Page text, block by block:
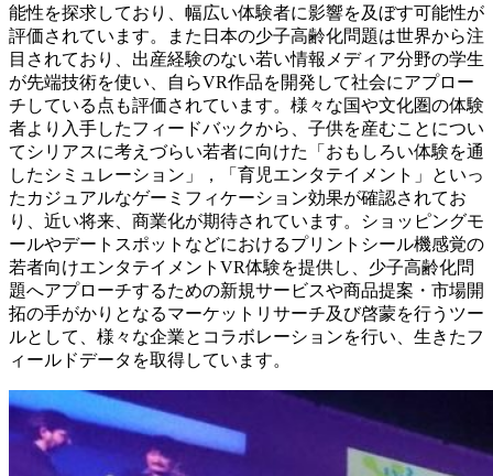
能性を探求しており、幅広い体験者に影響を及ぼす可能性が
評価されています。また日本の少子高齢化問題は世界から注
目されており、出産経験のない若い情報メディア分野の学生
が先端技術を使い、自らVR作品を開発して社会にアプロー
チしている点も評価されています。様々な国や文化圏の体験
者より入手したフィードバックから、子供を産むことについ
てシリアスに考えづらい若者に向けた「おもしろい体験を通
したシミュレーション」，「育児エンタテイメント」といっ
たカジュアルなゲーミフィケーション効果が確認されてお
り、近い将来、商業化が期待されています。ショッピングモ
ールやデートスポットなどにおけるプリントシール機感覚の
若者向けエンタテイメントVR体験を提供し、少子高齢化問
題へアプローチするための新規サービスや商品提案・市場開
拓の手がかりとなるマーケットリサーチ及び啓蒙を行うツー
ルとして、様々な企業とコラボレーションを行い、生きたフ
ィールドデータを取得しています。